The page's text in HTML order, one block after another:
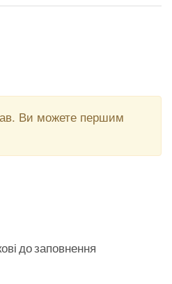
Ви можете першим
до заповнення